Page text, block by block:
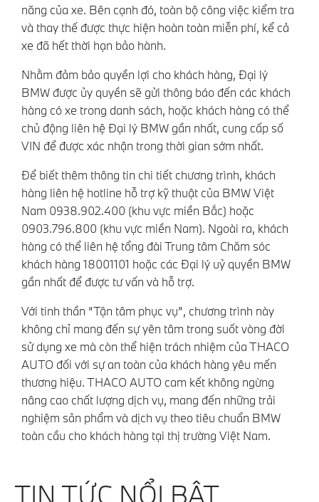
năng của xe. Bên cạnh đó, toàn bộ công việc kiểm tra
và thay thế được thực hiện hoàn toàn miễn phí, kể cả
xe đã hết thời hạn bảo hành.
Nhằm đảm bảo quyền lợi cho khách hàng, Đại lý
BMW được ủy quyền sẽ gửi thông báo đến các khách
hàng có xe trong danh sách, hoặc khách hàng có thể
chủ động liên hệ Đại lý BMW gần nhất, cung cấp số
VIN để được xác nhận trong thời gian sớm nhất.
Để biết thêm thông tin chi tiết chương trình, khách
hàng liên hệ hotline hỗ trợ kỹ thuật của BMW Việt
Nam 0938.902.400 (khu vực miền Bắc) hoặc
0903.796.800 (khu vực miền Nam). Ngoài ra, khách
hàng có thể liên hệ tổng đài Trung tâm Chăm sóc
khách hàng 18001101 hoặc các Đại lý uỷ quyền BMW
gần nhất để được tư vấn và hỗ trợ.
Với tinh thần “Tận tâm phục vụ”, chương trình này
không chỉ mang đến sự yên tâm trong suốt vòng đời
sử dụng xe mà còn thể hiện trách nhiệm của THACO
AUTO đối với sự an toàn của khách hàng yêu mến
thương hiệu. THACO AUTO cam kết không ngừng
nâng cao chất lượng dịch vụ, mang đến những trải
nghiệm sản phẩm và dịch vụ theo tiêu chuẩn BMW
toàn cầu cho khách hàng tại thị trường Việt Nam.
TIN TỨC NỔI BẬT